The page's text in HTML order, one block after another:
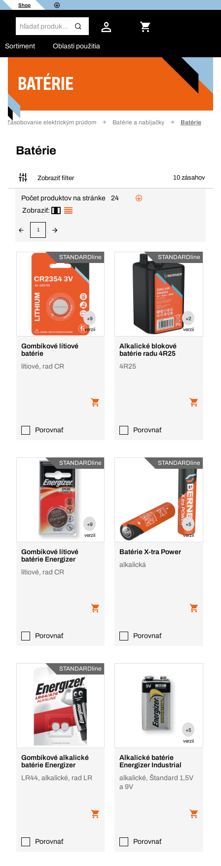
Shop
Sortiment Oblasti použitia
BATÉRIE
Zásobovanie elektrickým prúdom Batérie a nabíjačky Batérie
Batérie
Zobraziť filter 10 zásahov
Filter
Počet produktov na stránke
24
Zobraziť:
1
STANDARDline
+9
verzií
Gombíkové lítiové
batérie
lítiové, rad CR
Porovnať
STANDARDline
+2
verzií
Alkalické blokové
batérie radu 4R25
4R25
Porovnať
STANDARDline
+9
verzií
Gombíkové lítiové
batérie Energizer
lítiové, rad CR
Porovnať
STANDARDline
+5
verzií
Batérie X-tra Power
alkalická
Porovnať
STANDARDline
Gombíkové alkalické
batérie Energizer
LR44, alkalické, rad LR
Porovnať
+5
verzií
Alkalické batérie
Energizer Industrial
alkalické, Štandard 1,5V
a 9V
Porovnať